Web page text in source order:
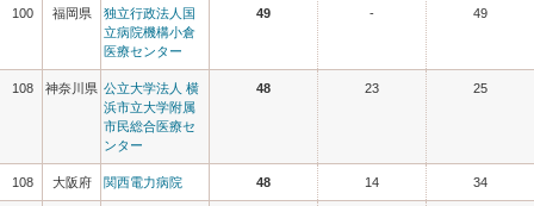
100 福岡県
独立行政法人国
立病院機構小倉
医療センター
49 - 49
108 神奈川県 公立大学法人 横
浜市立大学附属
市民総合医療セ
ンター
48 23 25
108 大阪府 関西電力病院 48 14 34